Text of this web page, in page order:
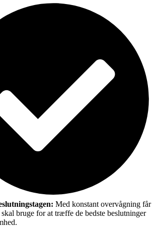
Med konstant overvågning får
bruge for at træffe de bedste beslutninger